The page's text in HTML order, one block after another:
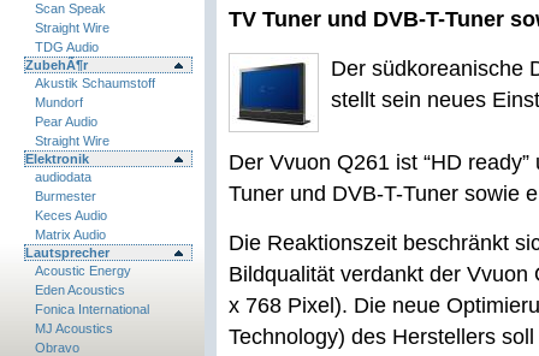
Scan Speak
Straight Wire
TDG Audio
ZubehÃ¶r
Akustik Schaumstoff
Mundorf
Pear Audio
Straight Wire
Elektronik
audiodata
Burmester
Keces Audio
Matrix Audio
Lautsprecher
Acoustic Energy
Eden Acoustics
Fonica International
MJ Acoustics
Obravo
TV Tuner und DVB-T-Tuner
Der südkoreanische
stellt sein neues
Der Vvuon Q261 ist “HD
Tuner und DVB-T-Tuner sowie
Die Reaktionszeit beschränkt
Bildqualität verdankt der
x 768 Pixel). Die neue
Technology) des Herstellers